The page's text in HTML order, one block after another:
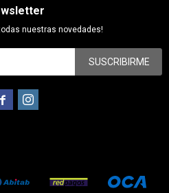
nuestras novedades!
SUSCRIBIRME
 